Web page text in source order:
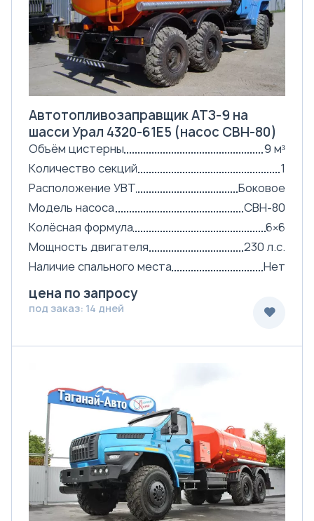
Автотопливозаправщик АТЗ-9 на
шасси Урал 4320-61Е5 (насос СВН-80)
Объём цистерны
9 м³
Количество секций
1
Расположение УВТ
Боковое
Модель насоса
СВН-80
Колёсная формула
6×6
Мощность двигателя
230 л.с.
Наличие спального места
Нет
цена по запросу
под заказ: 14 дней